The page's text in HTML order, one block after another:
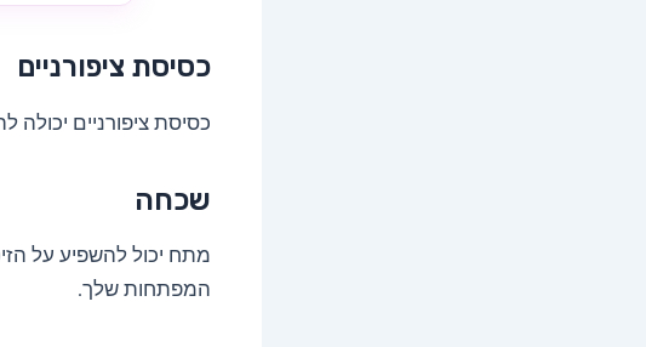
כסיסת ציפורניים
כסיסת ציפורניים יכולה
שכחה
מתח יכול להשפיע על
המפתחות שלך.